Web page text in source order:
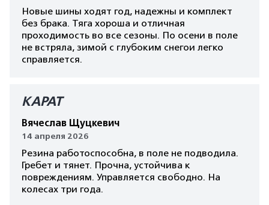
Новые шины ходят год, надежны и комплект
без брака. Тяга хороша и отличная
проходимость во все сезоны. По осени в поле
не встряла, зимой с глубоким снегои легко
справляется.
КАРАТ
Вячеслав Щуцкевич
14 апреля 2026
Резина работоспособна, в поле не подводила.
Гребет и тянет. Прочна, устойчива к
повреждениям. Управляется свободно. На
колесах три года.